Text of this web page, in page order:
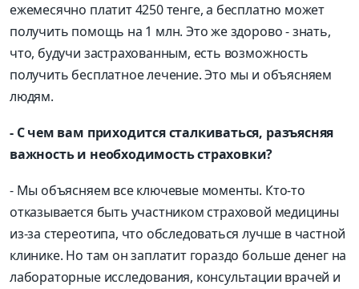
ежемесячно платит 4250 тенге, а бесплатно может
получить помощь на 1 млн. Это же здорово - знать,
что, будучи застрахованным, есть возможность
получить бесплатное лечение. Это мы и объясняем
людям.
- С чем вам приходится сталкиваться, разъясняя
важность и необходимость страховки?
- Мы объясняем все ключевые моменты. Кто-то
отказывается быть участником страховой медицины
из-за стереотипа, что обследоваться лучше в частной
клинике. Но там он заплатит гораздо больше денег на
лабораторные исследования, консультации врачей и